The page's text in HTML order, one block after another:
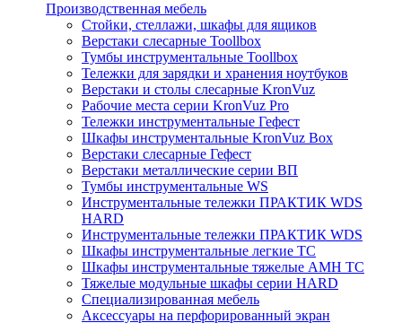
Производственная мебель
Стойки, стеллажи, шкафы для ящиков
Верстаки слесарные Toollbox
Тумбы инструментальные Toollbox
Тележки для зарядки и хранения ноутбуков
Верстаки и столы слесарные KronVuz
Рабочие места серии KronVuz Pro
Тележки инструментальные Гефест
Шкафы инструментальные KronVuz Box
Верстаки слесарные Гефест
Верстаки металлические серии ВП
Тумбы инструментальные WS
Инструментальные тележки ПРАКТИК WDS
HARD
Инструментальные тележки ПРАКТИК WDS
Шкафы инструментальные легкие ТС
Шкафы инструментальные тяжелые AMH TC
Тяжелые модульные шкафы серии HARD
Cпециализированная мебель
Аксессуары на перфорированный экран